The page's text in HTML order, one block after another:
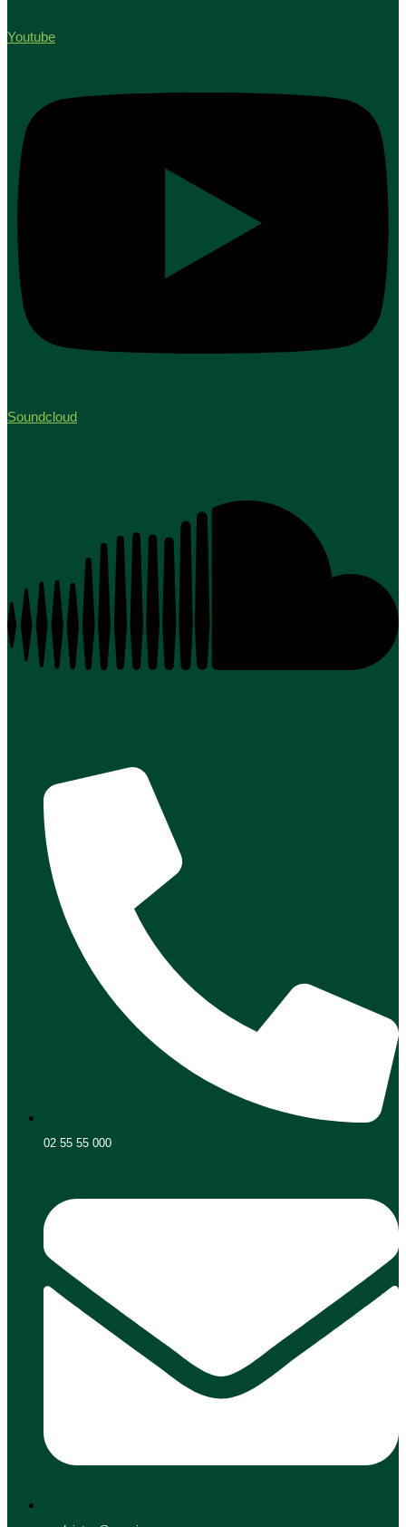
Youtube
Soundcloud
02 55 55 000